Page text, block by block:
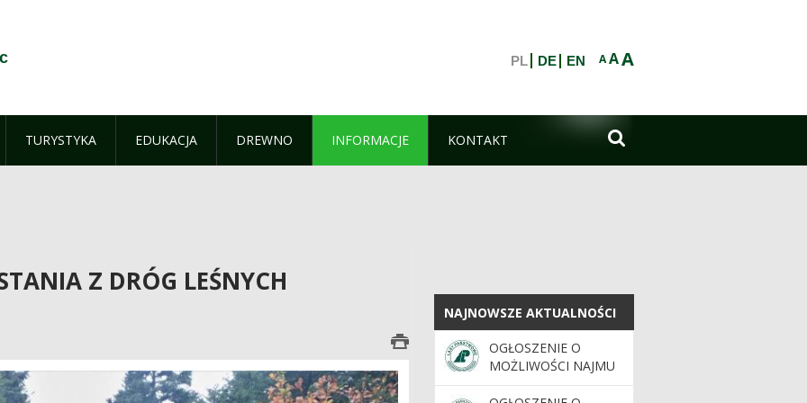
AAA
PL DE EN
TURYSTYKA EDUKACJA DREWNO INFORMACJE KONTAKT 
Z DRÓG LEŚNYCH
NAJNOWSZE AKTUALNOŚCI
NAJNOWSZE AKTUALNOŚCI
OGŁOSZENIE O
MOŻLIWOŚCI NAJMU
GRUNTU